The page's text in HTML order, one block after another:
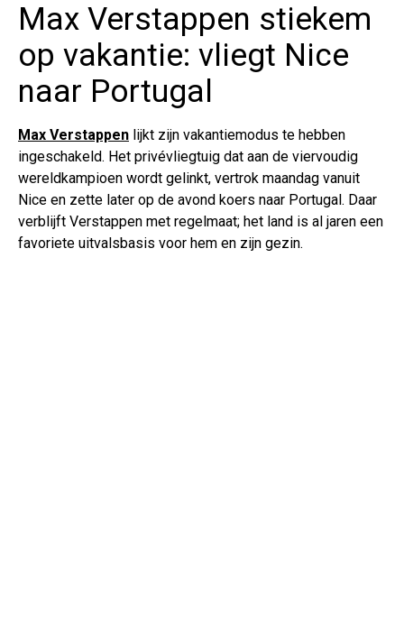
Max Verstappen stiekem
op vakantie: vliegt Nice
naar Portugal
Max Verstappen lijkt zijn vakantiemodus te hebben
ingeschakeld. Het privévliegtuig dat aan de viervoudig
wereldkampioen wordt gelinkt, vertrok maandag vanuit
Nice en zette later op de avond koers naar Portugal. Daar
verblijft Verstappen met regelmaat; het land is al jaren een
favoriete uitvalsbasis voor hem en zijn gezin.